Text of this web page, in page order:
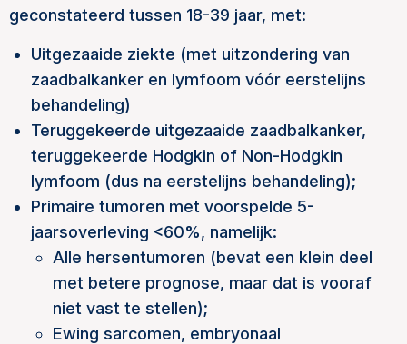
geconstateerd tussen 18-39 jaar, met:
Uitgezaaide ziekte (met uitzondering van
zaadbalkanker en lymfoom vóór eerstelijns
behandeling)
Teruggekeerde uitgezaaide zaadbalkanker,
teruggekeerde Hodgkin of Non-Hodgkin
lymfoom (dus na eerstelijns behandeling);
Primaire tumoren met voorspelde 5-
jaarsoverleving <60%, namelijk:
Alle hersentumoren (bevat een klein deel
met betere prognose, maar dat is vooraf
niet vast te stellen);
Ewing sarcomen, embryonaal